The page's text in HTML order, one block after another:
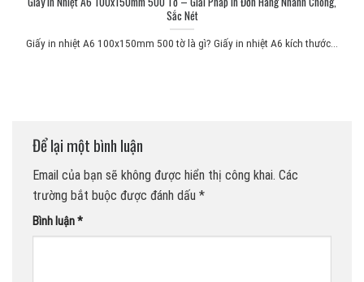
Sắc Nét
Giấy in nhiệt A6 100x150mm 500 tờ là gì? Giấy in nhiệt A6 kích thước...
Để lại một bình luận
Email của bạn sẽ không được hiển thị công khai. Các
trường bắt buộc được đánh dấu *
Bình luận*